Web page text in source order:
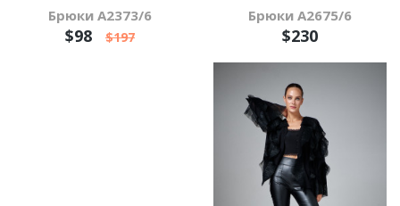
Брюки А2373/6
$98 $197
Брюки А2675/6
$230